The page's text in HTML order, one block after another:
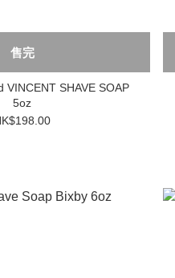
售完
5oz